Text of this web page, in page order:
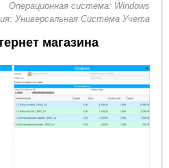
Операционная система: Windows
Универсальная Система Учета
магазина